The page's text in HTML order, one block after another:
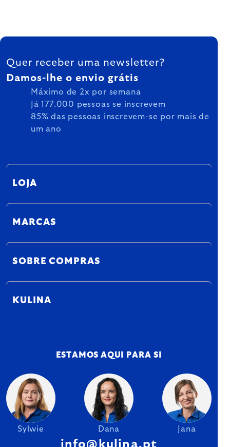
FOOTER
Quer receber uma newsletter?
Damos-lhe o envio grátis
Máximo de 2x por semana
Já 177.000 pessoas se inscrevem
85% das pessoas inscrevem-se por mais de
um ano
LOJA
MARCAS
SOBRE COMPRAS
KULINA
ESTAMOS AQUI PARA SI
Sylwie Dana Jana
info@kulina.pt